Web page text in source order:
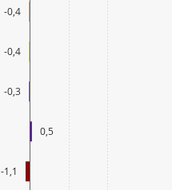
-0,4
-0,4
-0,3
0,5
-1,1